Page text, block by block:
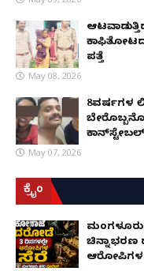
ಪತ್ತೆ
May 08, 2026
8ವರ್ಷಗಳ
May 07, 2026
ಕ್ರೈಂ
ಚಿನ್ನಾಭರಣ
ಆರೋಪಿಗಳ